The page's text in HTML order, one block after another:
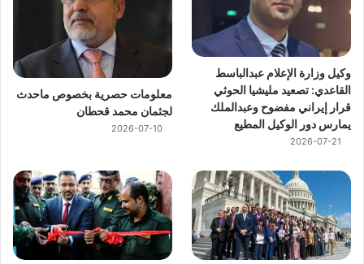
وكيل وزارة الإعلام عبدالباسط
القاعدي: تصعيد مليشيا الحوثي
قرار إيراني مفضوح وعبدالملك
يمارس دور الوكيل المطيع
2026-07-21
معلومات حصرية بخصوص ماحدث
لجثمان محمد قحطان
2026-07-10